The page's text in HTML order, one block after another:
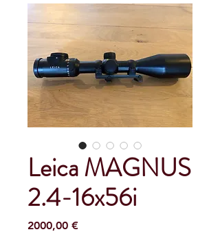
Leica MAGNUS
2.4-16x56i
2000,00 €Prezzo